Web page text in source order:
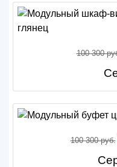
100 300
100 300 руб.